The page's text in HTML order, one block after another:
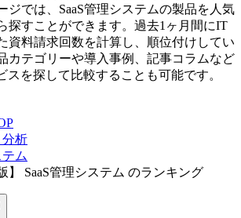
では、SaaS管理システムの製品を人気
すことができます。過去1ヶ月間にIT
料請求回数を計算し、順位付けしてい
テゴリーや導入事例、記事コラムなど
を探して比較することも可能です。
析
ム
SaaS管理システム のランキング